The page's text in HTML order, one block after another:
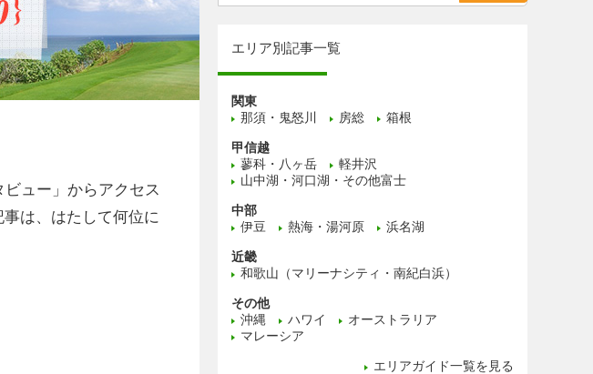
ュー」からアクセス
は、はたして何位に
エリア別記事一覧
関東
那須・鬼怒川
房総 箱根
甲信越
蓼科・八ヶ岳
軽井沢
山中湖・河口湖・その他富士
中部
伊豆
熱海・湯河原 浜名湖
近畿
和歌山（マリーナシティ・南紀白浜）
その他
沖縄
ハワイ
オーストラリア
マレーシア
エリアガイド一覧を見る